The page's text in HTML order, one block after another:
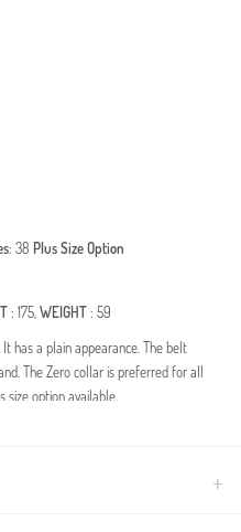
: 38 Plus Size Option
: 175,WEIGHT: 59
It has a plain appearance. The belt
The Zero collar is preferred for all
size option available.
met een modern design en is
en soepele valling van de polyester
vorm behoudt. Het geplooide detail in